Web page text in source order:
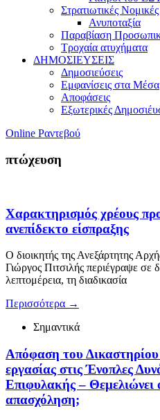
Στρατιωτικές
Ανυποταξία
Παραβίαση
Τροχαία ατυχήματα
ΔΗΜΟΣΙΕΥΣΕΙΣ
Δημοσιεύσεις
Εμφανίσεις στα Μέσα
Αποφάσεις
Εξωτερικές
Online Ραντεβού
πτώχευση
Χαρακτηρισμός χρέους
ανεπίδεκτο είσπραξης
Ο διοικητής της Ανεξάρτητης
Γιώργος Πιτσιλής περιέγραψε σε
λεπτομέρεια, τη διαδικασία
Περισσότερα →
Σημαντικά
Απόφαση του
εργασίας στις Ένοπλες
Επιφυλακής –
απασχόληση;